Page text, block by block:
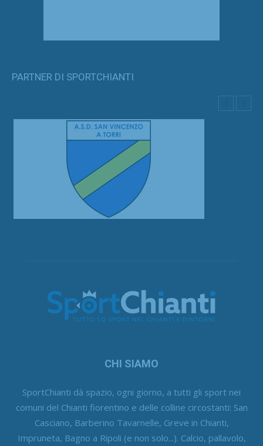
PARTNER DI SPORTCHIANTI
CHI SIAMO
SportChianti dà spazio, ogni giorno, a tutti gli sport nei
comuni del Chianti fiorentino e delle colline circostanti: San
Casciano, Barberino Tavarnelle, Greve in Chianti,
Impruneta, Bagno a Ripoli (e non solo...). Calcio, pallavolo,